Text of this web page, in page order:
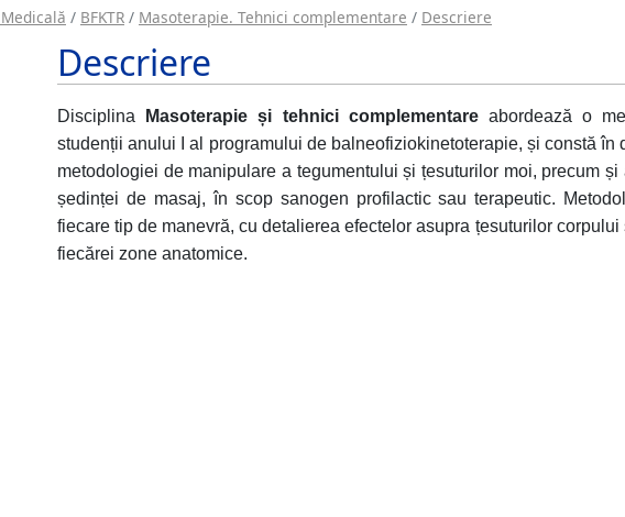
BFKTR Masoterapie. Tehnici complementare Descriere
Descriere
Disciplina Masoterapie și tehnici complementareabordează o
studenții anului I al programului de balneofiziokinetoterapie, și constă în
metodologiei de manipulare a tegumentului și țesuturilor moi, precum
ședinței de masaj, în scop sanogen profilactic sau terapeutic.
fiecare tip de manevră, cu detalierea efectelor asupra țesuturilor
fiecărei zone anatomice.